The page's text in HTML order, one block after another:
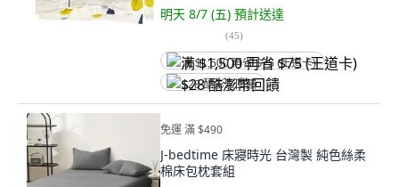
明天 8/7 (五) 預計送達
(45)
满 $1,500 再省 $75 (王道卡)
$28 酷澎幣回饋
免運 滿 $490
J-bedtime 床寢時光 台灣製 純色絲柔
棉床包枕套組